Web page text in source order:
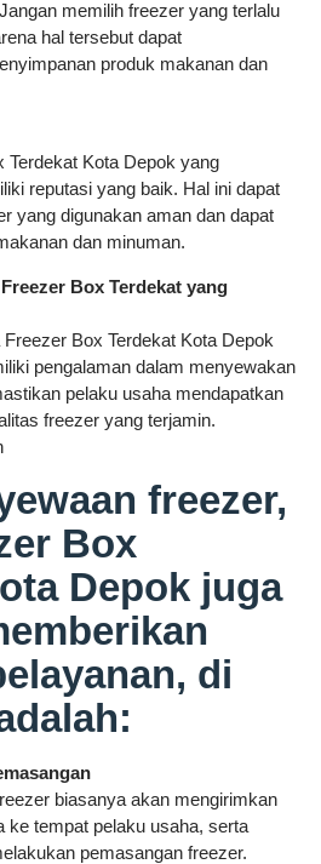
memilih freezer yang terlalu
hal tersebut dapat
produk makanan dan
Terdekat Kota Depok yang
reputasi yang baik. Hal ini dapat
yang digunakan aman dan dapat
dan minuman.
Box Terdekat yang
Box Terdekat Kota Depok
pengalaman dalam menyewakan
pelaku usaha mendapatkan
freezer yang terjamin.
freezer,
Box
Depok juga
di
biasanya akan mengirimkan
ke tempat pelaku usaha, serta
pemasangan freezer.